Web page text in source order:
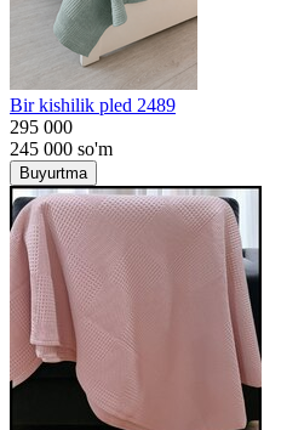
Bir kishilik pled 2489
295 000
245 000 so'm
Buyurtma